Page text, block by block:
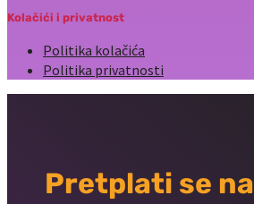
Kolačići i privatnost
Politika kolačića
Politika privatnosti
Pretplati se na